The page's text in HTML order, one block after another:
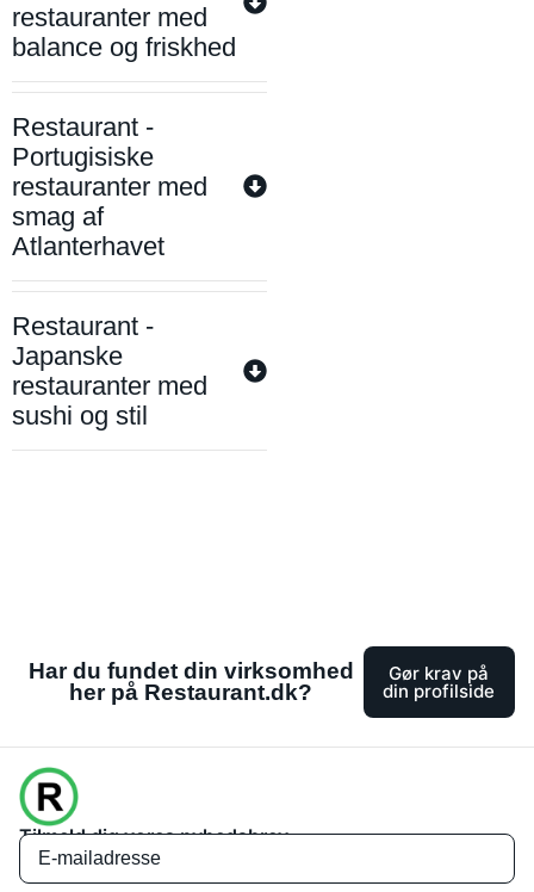
restauranter med
balance og friskhed
Restaurant -
Portugisiske
restauranter med
smag af
Atlanterhavet
Restaurant -
Japanske
restauranter med
sushi og stil
Har du fundet din virksomhed
her på Restaurant.dk?
Gør krav på
din profilside
Tilmeld dig vores nyhedsbrev